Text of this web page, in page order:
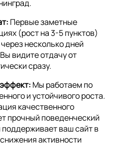
Первые заметные
(рост на 3-5 пунктов)
несколько дней
видите отдачу от
сразу.
Мы работаем по
и устойчивого роста.
качественного
прочный поведенческий
ваш сайт в
активности